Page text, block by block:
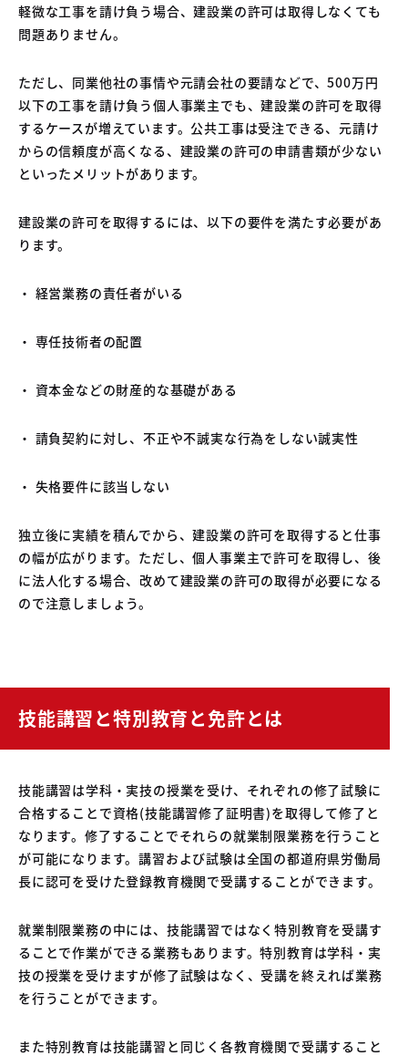
軽微な工事を請け負う場合、建設業の許可は取得しなくても
問題ありません。
ただし、同業他社の事情や元請会社の要請などで、500万円
以下の工事を請け負う個人事業主でも、建設業の許可を取得
するケースが増えています。公共工事は受注できる、元請け
からの信頼度が高くなる、建設業の許可の申請書類が少ない
といったメリットがあります。
建設業の許可を取得するには、以下の要件を満たす必要があ
ります。
・ 経営業務の責任者がいる
・ 専任技術者の配置
・ 資本金などの財産的な基礎がある
・ 請負契約に対し、不正や不誠実な行為をしない誠実性
・ 失格要件に該当しない
独立後に実績を積んでから、建設業の許可を取得すると仕事
の幅が広がります。ただし、個人事業主で許可を取得し、後
に法人化する場合、改めて建設業の許可の取得が必要になる
ので注意しましょう。
技能講習と特別教育と免許とは
技能講習は学科・実技の授業を受け、それぞれの修了試験に
合格することで資格(技能講習修了証明書)を取得して修了と
なります。修了することでそれらの就業制限業務を行うこと
が可能になります。講習および試験は全国の都道府県労働局
長に認可を受けた登録教育機関で受講することができます。
就業制限業務の中には、技能講習ではなく特別教育を受講す
ることで作業ができる業務もあります。特別教育は学科・実
技の授業を受けますが修了試験はなく、受講を終えれば業務
を行うことができます。
また特別教育は技能講習と同じく各教育機関で受講すること